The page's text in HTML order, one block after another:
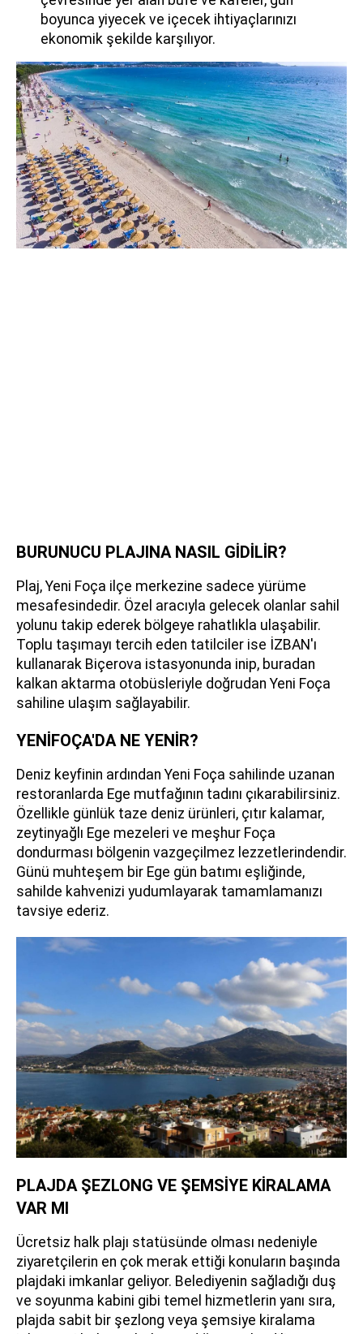
boyunca yiyecek ve içecek ihtiyaçlarınızı
ekonomik şekilde karşılıyor.
BURUNUCU PLAJINA NASIL GİDİLİR?
Plaj, Yeni Foça ilçe merkezine sadece yürüme
mesafesindedir. Özel aracıyla gelecek olanlar sahil
yolunu takip ederek bölgeye rahatlıkla ulaşabilir.
Toplu taşımayı tercih eden tatilciler ise İZBAN'ı
kullanarak Biçerova istasyonunda inip, buradan
kalkan aktarma otobüsleriyle doğrudan Yeni Foça
sahiline ulaşım sağlayabilir.
YENİFOÇA'DA NE YENİR?
Deniz keyfinin ardından Yeni Foça sahilinde uzanan
restoranlarda Ege mutfağının tadını çıkarabilirsiniz.
Özellikle günlük taze deniz ürünleri, çıtır kalamar,
zeytinyağlı Ege mezeleri ve meşhur Foça
dondurması bölgenin vazgeçilmez lezzetlerindendir.
Günü muhteşem bir Ege gün batımı eşliğinde,
sahilde kahvenizi yudumlayarak tamamlamanızı
tavsiye ederiz.
PLAJDA ŞEZLONG VE ŞEMSİYE KİRALAMA
VAR MI
Ücretsiz halk plajı statüsünde olması nedeniyle
ziyaretçilerin en çok merak ettiği konuların başında
plajdaki imkanlar geliyor. Belediyenin sağladığı duş
ve soyunma kabini gibi temel hizmetlerin yanı sıra,
plajda sabit bir şezlong veya şemsiye kiralama